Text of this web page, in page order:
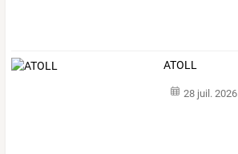
ATOLL
28 juil. 2026